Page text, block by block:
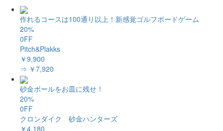
作れるコースは100通り以上！新感覚ゴルフボードゲーム
20%
0FF
Pitch&Plakks
￥9,900
⇒ ￥7,920
砂金ボールをお皿に残せ！
20%
0FF
クロンダイク 砂金ハンターズ
￥4,180